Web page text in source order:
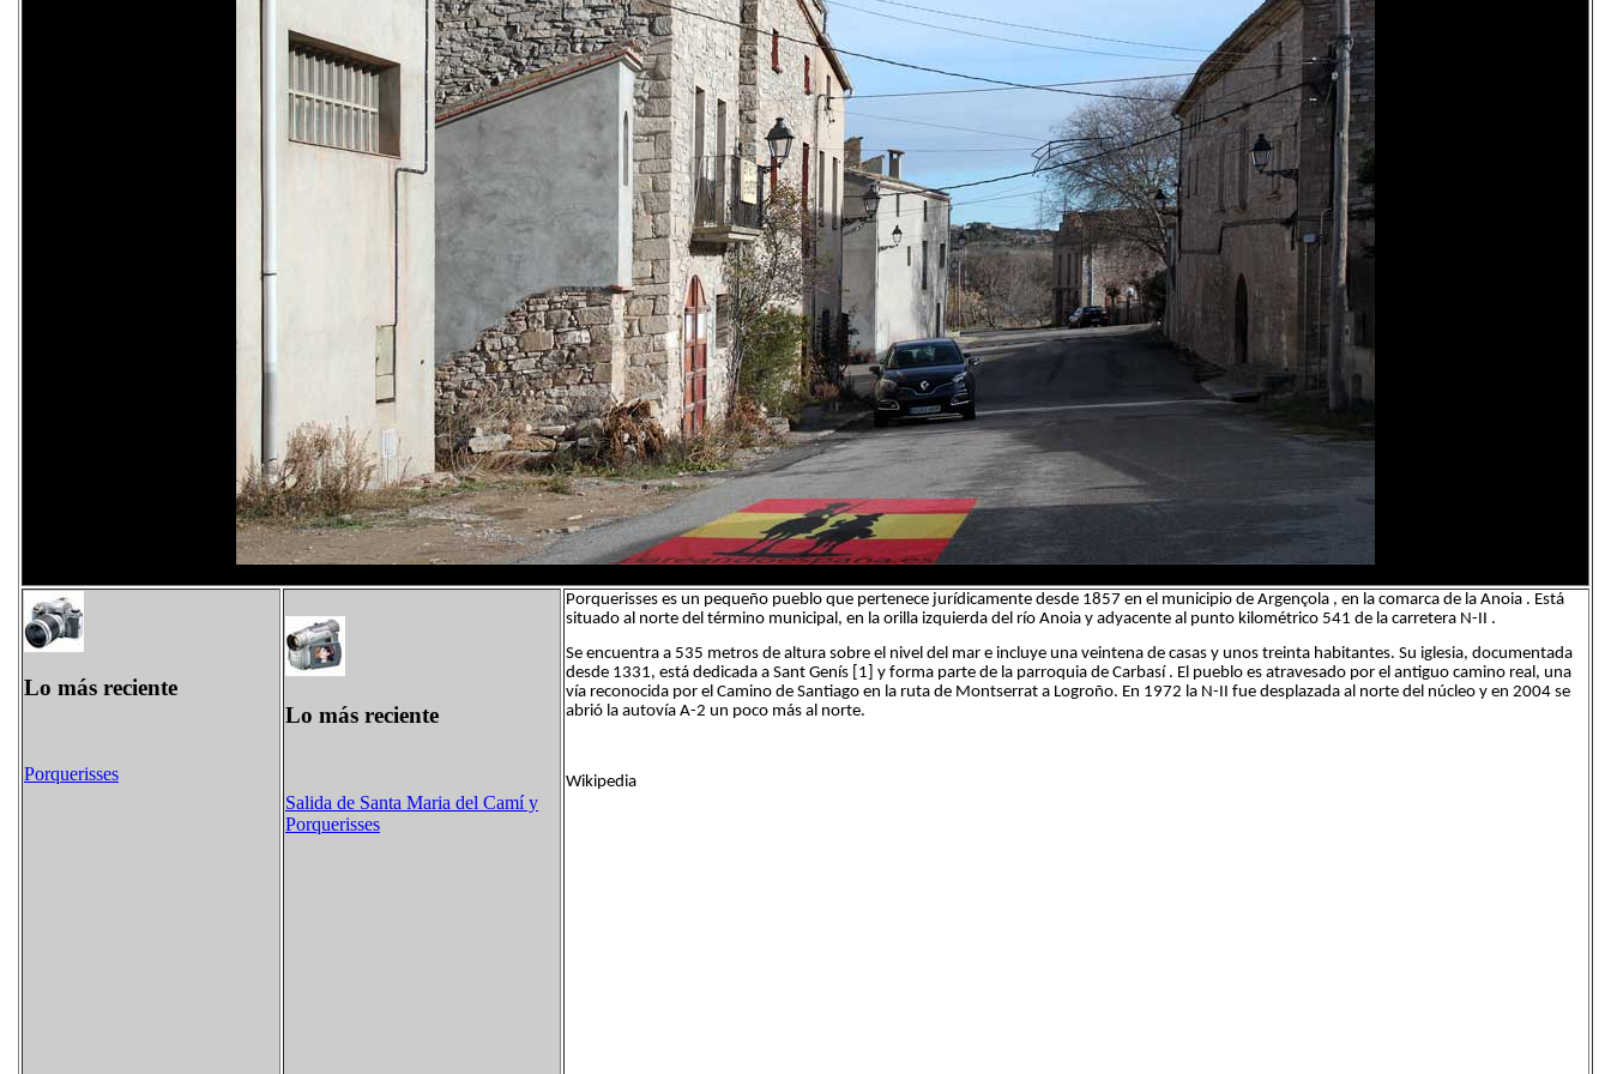
Lo más reciente
Porquerisses
Lo más reciente
Salida de Santa Maria del Camí y
Porquerisses
Porquerisses es un pequeño pueblo que pertenece jurídicamente desde 1857 en el municipio de Argençola , en la comarca de la Anoia . Está
situado al norte del término municipal, en la orilla izquierda del río Anoia y adyacente al punto kilométrico 541 de la carretera N-II .
Se encuentra a 535 metros de altura sobre el nivel del mar e incluye una veintena de casas y unos treinta habitantes. Su iglesia, documentada
desde 1331, está dedicada a Sant Genís [1] y forma parte de la parroquia de Carbasí . El pueblo es atravesado por el antiguo camino real, una
vía reconocida por el Camino de Santiago en la ruta de Montserrat a Logroño. En 1972 la N-II fue desplazada al norte del núcleo y en 2004 se
abrió la autovía A-2 un poco más al norte.
Wikipedia